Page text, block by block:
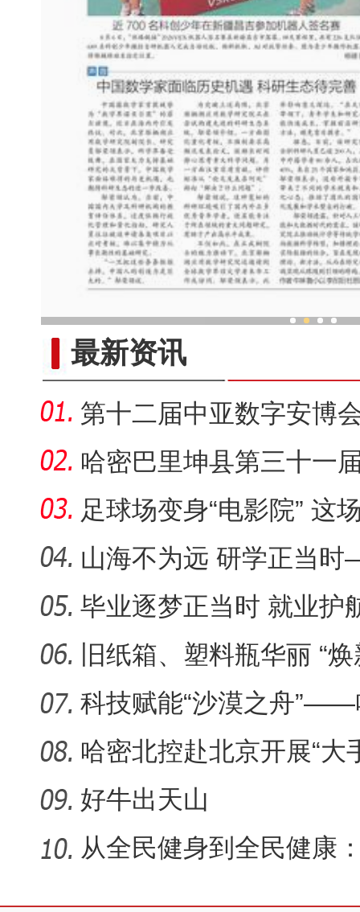
最新资讯
第十二届中亚数字安博
举办
哈密巴里坤县第三十一
赛开赛
足球场变身“电影院” 这
化“夜空
山海不为远 研学正当
育走深走
毕业逐梦正当时 就业护
旧纸箱、塑料瓶华丽 “
作业太
科技赋能“沙漠之舟
双峰
哈密北控赴北京开展“大
手”亲子
好牛出天山
从全民健身到全民健康